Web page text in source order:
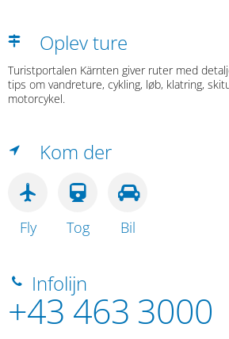
Oplev ture
Turistportalen Kärnten giver ruter med
tips om vandreture, cykling, løb, klatring,
motorcykel.
Kom der
Fly Tog Bil
Infolijn
+43 463 3000